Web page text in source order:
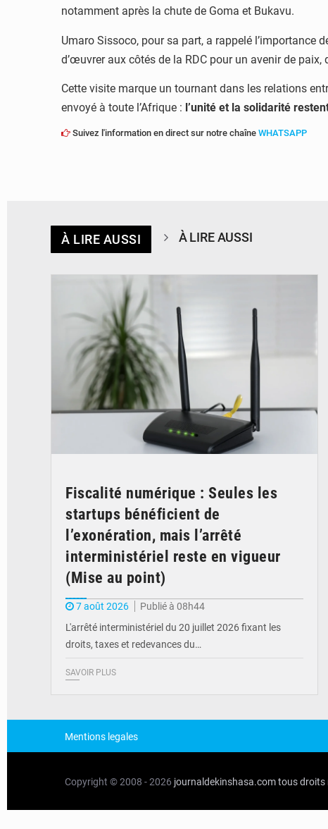
notamment après la chute de Goma et Bukavu.
Umaro Sissoco, pour sa part, a rappelé l’importance
d’œuvrer aux côtés de la RDC pour un avenir de paix,
Cette visite marque un tournant dans les relations
envoyé à toute l’Afrique : l’unité et la solidarité
Suivez l'information en direct sur notre chaîne WHATSAPP
À LIRE AUSSI À LIRE AUSSI
Fiscalité numérique : Seules les
startups bénéficient de
l’exonération, mais l’arrêté
interministériel reste en vigueur
(Mise au point)
7 août 2026
Publié à 08h44
L'arrêté interministériel du 20 juillet 2026 fixant les
droits, taxes et redevances du…
SAVOIR PLUS
Mentions legales
Copyright © 2008 - 2026 journaldekinshasa.comtous droits